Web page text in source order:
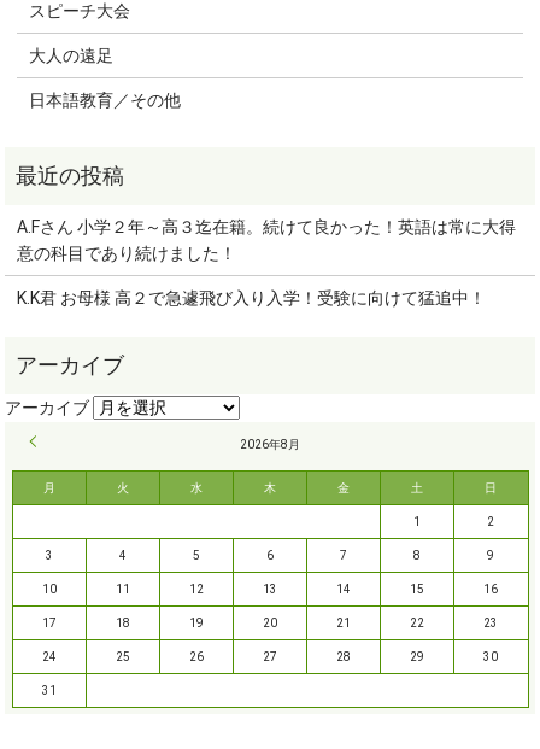
スピーチ大会
大人の遠足
日本語教育／その他
A.Fさん 小学２年～高３迄在籍。続けて良かった！英語は常に大得
意の科目であり続けました！
K.K君 お母様 高２で急遽飛び入り入学！受験に向けて猛追中！
2026年8月
月 火 水 木 金 土 日
1 2
3 4 5 6 7 8 9
10 11 12 13 14 15 16
17 18 19 20 21 22 23
24 25 26 27 28 29 30
31